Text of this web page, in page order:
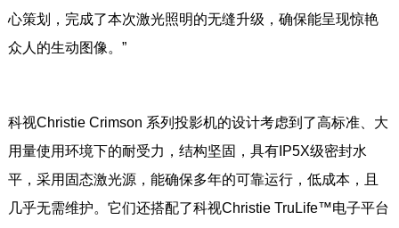
心策划，完成了本次激光照明的无缝升级，确保能呈现惊艳
众人的生动图像。”
科视Christie Crimson 系列投影机的设计考虑到了高标准、大
用量使用环境下的耐受力，结构坚固，具有IP5X级密封水
平，采用固态激光源，能确保多年的可靠运行，低成本，且
几乎无需维护。它们还搭配了科视Christie TruLife™电子平台